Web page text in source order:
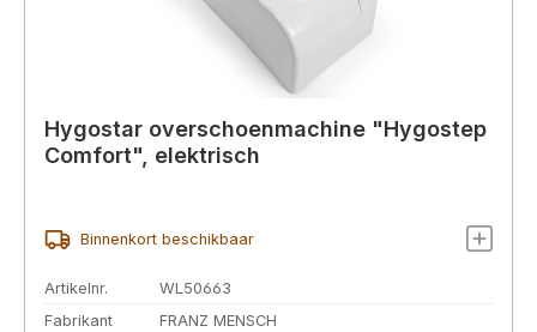
Hygostar overschoenmachine "Hygostep
Comfort", elektrisch
Binnenkort beschikbaar
Artikelnr.
WL50663
Fabrikant
FRANZ MENSCH